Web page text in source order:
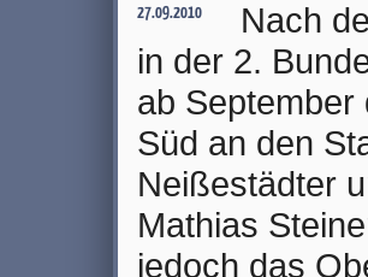
27.09.2010
Nach
in der 2.
ab September
Süd an den
Neißestädter
Mathias
jedoch das